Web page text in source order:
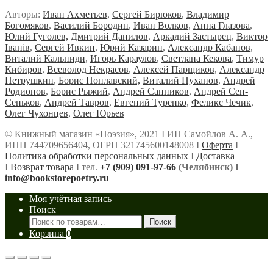
Авторы: Иван Ахметьев, Сергей Бирюков, Владимир
Богомяков, Василий Бородин, Иван Волков, Анна Глазова,
Юлий Гуголев, Дмитрий Данилов, Аркадий Застырец, Виктор
Iванiв, Сергей Ивкин, Юрий Казарин, Александр Кабанов,
Виталий Кальпиди, Игорь Караулов, Светлана Кекова, Тимур
Кибиров, Всеволод Некрасов, Алексей Парщиков, Александр
Петрушкин, Борис Поплавский, Виталий Пуханов, Андрей
Родионов, Борис Рыжий, Андрей Санников, Андрей Сен-
Сеньков, Андрей Тавров, Евгений Туренко, Феликс Чечик,
Олег Чухонцев, Олег Юрьев
© Книжный магазин «Поэзия», 2021 Ι ИП Самойлов А. А.,
ИНН 744709656404, ОГРН 321745600148008 Ι Оферта Ι
Политика обработки персональных данных Ι Доставка
Ι Возврат товара Ι тел. +7 (909) 091-97-66 (Челябинск) Ι
info@bookstorepoetry.ru
Моя учётная запись
Поиск
Искать:
Поиск
Корзина 0